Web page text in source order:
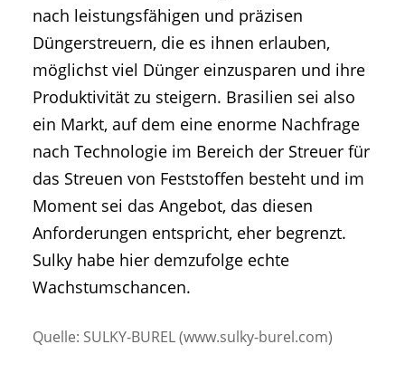
nach leistungsfähigen und präzisen
Düngerstreuern, die es ihnen erlauben,
möglichst viel Dünger einzusparen und ihre
Produktivität zu steigern. Brasilien sei also
ein Markt, auf dem eine enorme Nachfrage
nach Technologie im Bereich der Streuer für
das Streuen von Feststoffen besteht und im
Moment sei das Angebot, das diesen
Anforderungen entspricht, eher begrenzt.
Sulky habe hier demzufolge echte
Wachstumschancen.
Quelle: SULKY-BUREL (www.sulky-burel.com)